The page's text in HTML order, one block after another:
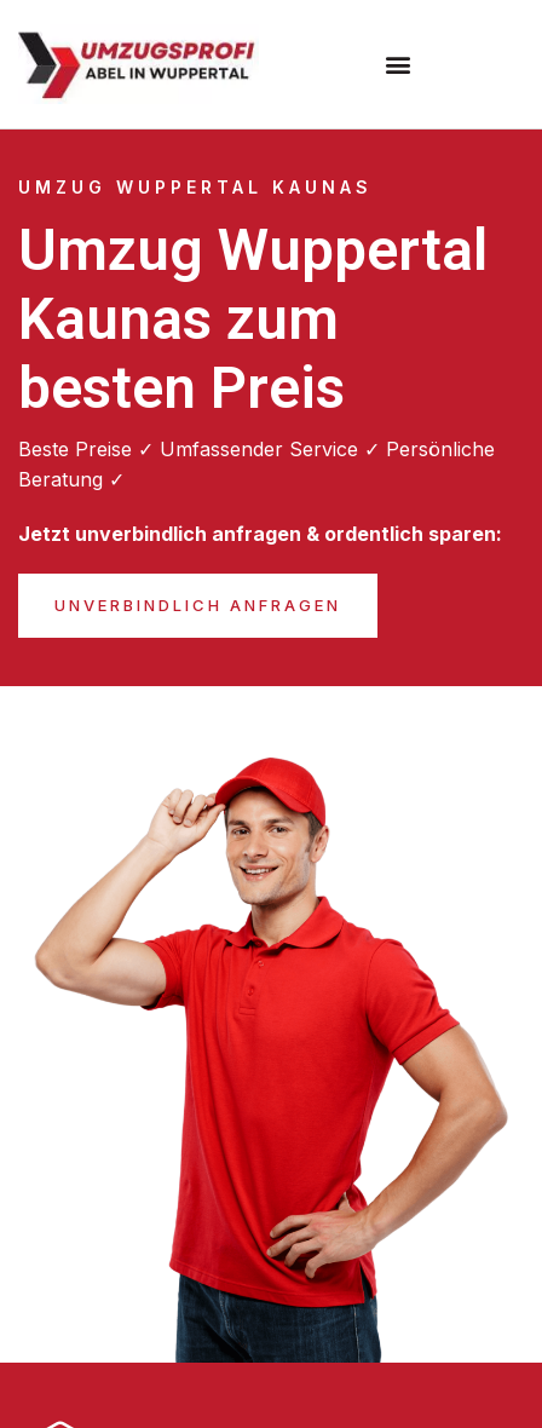
UMZUG WUPPERTAL KAUNAS
Umzug Wuppertal
Kaunas zum
besten Preis
Beste Preise ✓ Umfassender Service ✓ Persönliche
Beratung ✓
Jetzt unverbindlich anfragen & ordentlich sparen:
UNVERBINDLICH ANFRAGEN